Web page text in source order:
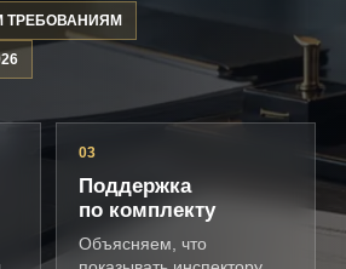
ТРЕБОВАНИЯМ
03
Поддержка
по комплекту
Объясняем, что